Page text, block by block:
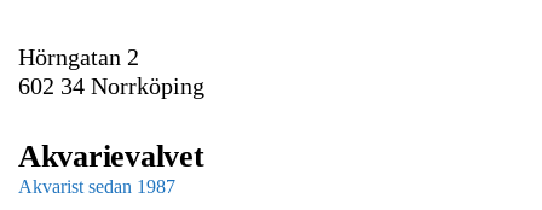
Hörngatan 2
602 34 Norrköping
Akvarievalvet
Akvarist sedan 1987